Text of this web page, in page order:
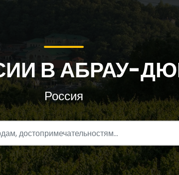
В АБРАУ-
Россия